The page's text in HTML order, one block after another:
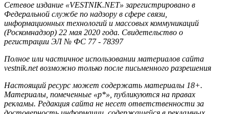
Сетевое издание «VESTNIK.NET» зарегистрировано в
Федеральной службе по надзору в сфере связи,
информационных технологий и массовых коммуникаций
(Роскомнадзор) 22 мая 2020 года. Свидетельство о
регистрации ЭЛ № ФС 77 - 78397
Полное или частичное использовании материалов сайта
vestnik.net возможно только после письменного разрешения
Настоящий ресурс может содержать материалы 18+.
Материалы, помеченные «р*», публикуются на правах
рекламы. Редакция сайта не несет ответственности за